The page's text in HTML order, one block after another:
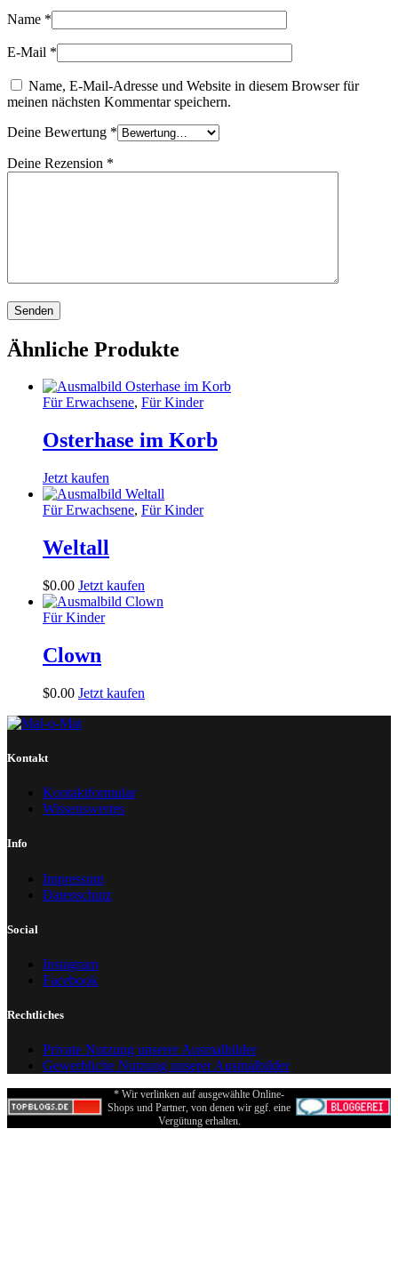
Name *
E-Mail *
Name, E-Mail-Adresse und Website in diesem Browser für
meinen nächsten Kommentar speichern.
Deine Bewertung *
Deine Rezension *
Ähnliche Produkte
Für Erwachsene, Für Kinder
Osterhase im Korb
Jetzt kaufen
Für Erwachsene, Für Kinder
Weltall
$0.00 Jetzt kaufen
Für Kinder
Clown
$0.00 Jetzt kaufen
Kontakt
Kontaktformular
Wissenswertes
Info
Impressum
Datenschutz
Social
Instagram
Facebook
Rechtliches
Private Nutzung unserer Ausmalbilder
Gewerbliche Nutzung unserer Ausmalbilder
* Wir verlinken auf ausgewählte Online-
Shops und Partner, von denen wir ggf. eine
Vergütung erhalten.